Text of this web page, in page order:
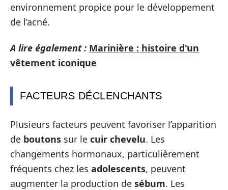
environnement propice pour le développement
de l’acné.
A lire également : Marinière : histoire d'un
vêtement iconique
FACTEURS DÉCLENCHANTS
Plusieurs facteurs peuvent favoriser l’apparition
de boutons sur le cuir chevelu. Les
changements hormonaux, particulièrement
fréquents chez les adolescents, peuvent
augmenter la production de sébum. Les